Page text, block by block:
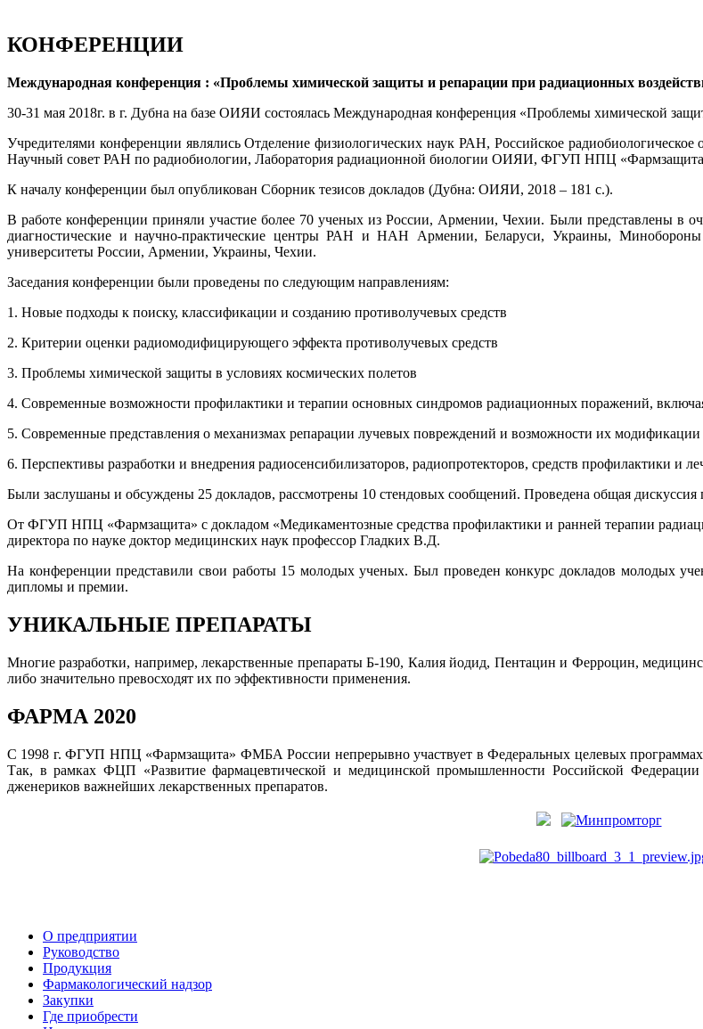
КОНФЕРЕНЦИИ
Международная конференция : «Проблемы химической защиты и репарации при радиационных
30-31 мая 2018г. в г. Дубна на базе ОИЯИ состоялась Международная конференция «Проблемы химической
Учредителями конференции являлись Отделение физиологических наук РАН, Российское
Научный совет РАН по радиобиологии, Лаборатория радиационной биологии ОИЯИ, ФГУП НПЦ
К началу конференции был опубликован Сборник тезисов докладов (Дубна: ОИЯИ, 2018 – 181 с.).
В работе конференции приняли участие более 70 ученых из России, Армении, Чехии. Были представлены в
диагностические и научно-практические центры РАН и НАН Армении, Беларуси, Украины,
университеты России, Армении, Украины, Чехии.
Заседания конференции были проведены по следующим направлениям:
1. Новые подходы к поиску, классификации и созданию противолучевых средств
2. Критерии оценки радиомодифицирующего эффекта противолучевых средств
3. Проблемы химической защиты в условиях космических полетов
4. Современные возможности профилактики и терапии основных синдромов радиационных поражений,
5. Современные представления о механизмах репарации лучевых повреждений и возможности их модификации
6. Перспективы разработки и внедрения радиосенсибилизаторов, радиопротекторов, средств профилактики и
Были заслушаны и обсуждены 25 докладов, рассмотрены 10 стендовых сообщений. Проведена общая
От ФГУП НПЦ «Фармзащита» с докладом «Медикаментозные средства профилактики и ранней терапии
директора по науке доктор медицинских наук профессор Гладких В.Д.
На конференции представили свои работы 15 молодых ученых. Был проведен конкурс докладов молодых
дипломы и премии.
УНИКАЛЬНЫЕ ПРЕПАРАТЫ
Многие разработки, например, лекарственные препараты Б-190, Калия йодид, Пентацин и Ферроцин,
либо значительно превосходят их по эффективности применения.
ФАРМА 2020
С 1998 г. ФГУП НПЦ «Фармзащита» ФМБА России непрерывно участвует в Федеральных целевых
Так, в рамках ФЦП «Развитие фармацевтической и медицинской промышленности Российской
дженериков важнейших лекарственных препаратов.
О предприятии
Руководство
Продукция
Фармакологический надзор
Закупки
Где приобрести